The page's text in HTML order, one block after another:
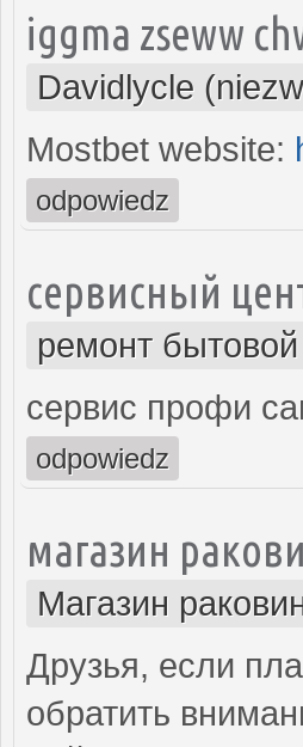
iggma zseww
Davidlycle
Mostbet website:
odpowiedz
сервисный
ремонт
сервис профи
odpowiedz
магазин
Магазин
Друзья, если
обратить